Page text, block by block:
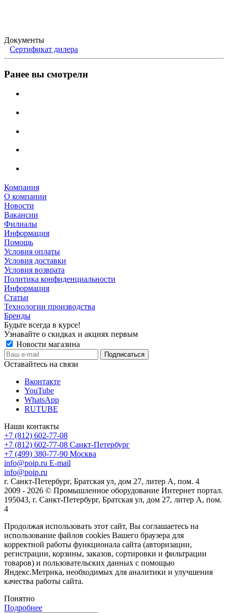
Документы
Сертификат дилера
Ранее вы смотрели
Компания
О компании
Новости
Вакансии
Филиалы
Информация
Помощь
Условия оплаты
Условия доставки
Условия возврата
Политика конфиденциальности
Информация
Статьи
Технологии производства
Бренды
Будьте всегда в курсе!
Узнавайте о скидках и акциях первым
Новости магазина
Оставайтесь на связи
Вконтакте
YouTube
WhatsApp
RUTUBE
Наши контакты
+7 (812) 602-77-08
+7 (812) 602-77-08 Санкт-Петербург
+7 (499) 380-77-90 Москва
info@poip.ru E-mail
info@poip.ru
г. Санкт-Петербург, Братская ул, дом 27, литер А, пом. 4
2009 - 2026 © Промышленное оборудование Интернет портал.
195043, г. Санкт-Петербург, Братская ул, дом 27, литер А, пом.
4
Продолжая использовать этот сайт, Вы соглашаетесь на
использование файлов cookies Вашего браузера для
корректной работы функционала сайта (авторизации,
регистрации, корзины, заказов, сортировки и фильтрации
товаров) и пользовательских данных с помощью
Яндекс.Метрика, необходимых для аналитики и улучшения
качества работы сайта.
Понятно
Подробнее